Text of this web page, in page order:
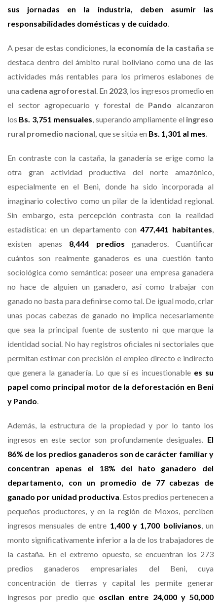
sus jornadas en la industria, deben asumir las
responsabilidades domésticas y de cuidado
A pesar de estas condiciones, la economía de la castaña se
destaca dentro del ámbito rural boliviano como una de las
actividades más rentables para los primeros eslabones de
una cadena agroforestal . En 2023 , los ingresos promedio en
el sector agropecuario y forestal de Pando alcanzaron
los Bs. 3,751 mensuales , superando ampliamente el ingreso
rural promedio nacional, que se sitúa en Bs. 1,301 al mes
En contraste con la castaña, la ganadería se erige como la
otra gran actividad productiva del norte amazónico,
especialmente en el Beni, donde ha sido incorporada al
imaginario colectivo como un pilar de la identidad regional.
Sin embargo, esta percepción contrasta con la realidad
estadística: en un departamento con 477,441 habitantes
existen apenas 8,444 predios ganaderos. Cuantificar
cuántos son realmente ganaderos es una cuestión tanto
sociológica como semántica: poseer una empresa ganadera
no hace de alguien un ganadero, así como trabajar con
ganado no basta para definirse como tal. De igual modo, criar
unas pocas cabezas de ganado no implica necesariamente
que sea la principal fuente de sustento ni que marque la
identidad social. No hay registros oficiales ni sectoriales que
permitan estimar con precisión el empleo directo e indirecto
que genera la ganadería. Lo que sí es incuestionable es su
papel como principal motor de la deforestación en Beni
y Pando
Además, la estructura de la propiedad y por lo tanto los
ingresos en este sector son profundamente desiguales. El
86% de los predios ganaderos son de carácter familiar y
concentran apenas el 18% del hato ganadero del
departamento, con un promedio de 77 cabezas de
ganado por unidad productiva . Estos predios pertenecen a
pequeños productores, y en la región de Moxos, perciben
ingresos mensuales de entre 1,400 y 1,700 bolivianos , un
monto significativamente inferior a la de los trabajadores de
la castaña. En el extremo opuesto, se encuentran los 273
predios ganaderos empresariales del Beni, cuya
concentración de tierras y capital les permite generar
ingresos por predio que oscilan entre 24,000 y 50,000